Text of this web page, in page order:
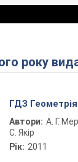
року
ГДЗ
Автори: А. Г.
С. Якір
Рік: 2011